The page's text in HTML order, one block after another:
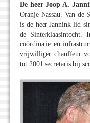
De heer Joop A.
Oranje Nassau. Van de
is de heer Jannink lid
de Sinterklaasintocht.
coördinatie en
vrijwilliger chauffeur
tot 2001 secretaris bij